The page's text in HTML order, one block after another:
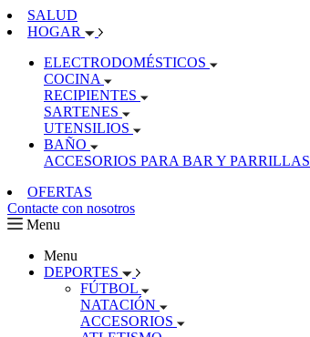
SALUD
HOGAR
ELECTRODOMÉSTICOS
COCINA
RECIPIENTES
SARTENES
UTENSILIOS
BAÑO
ACCESORIOS PARA BAR Y PARRILLAS
OFERTAS
Contacte con nosotros
Menu
Menu
DEPORTES
FÚTBOL
NATACIÓN
ACCESORIOS